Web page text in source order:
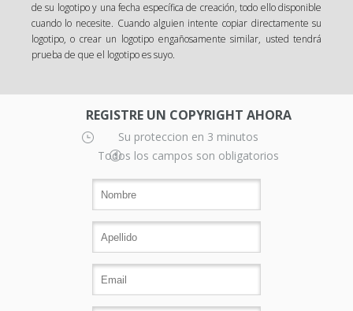
de su logotipo y una fecha específica de creación, todo ello disponible
cuando lo necesite. Cuando alguien intente copiar directamente su
logotipo, o crear un logotipo engañosamente similar, usted tendrá
prueba de que el logotipo es suyo.
REGISTRE UN COPYRIGHT AHORA
Su proteccion en 3 minutos
Todos los campos son obligatorios